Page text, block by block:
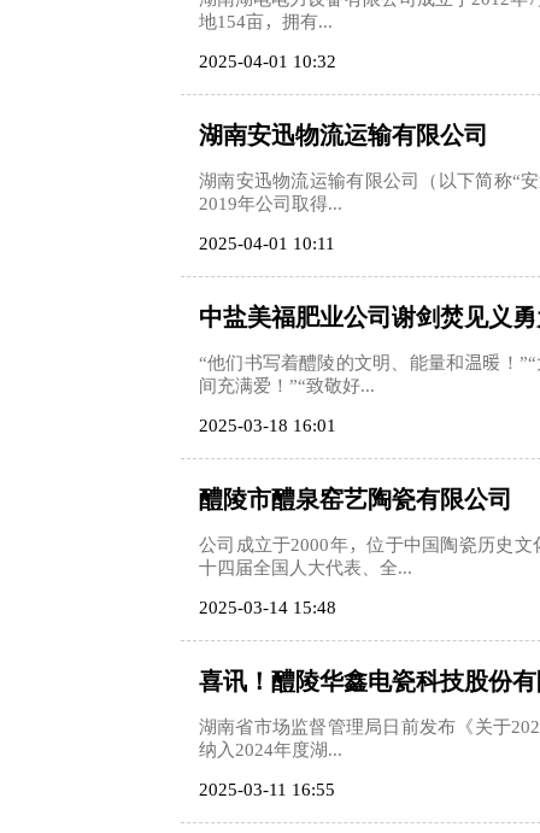
地154亩，拥有...
2025-04-01 10:32
湖南安迅物流运输有限公司
湖南安迅物流运输有限公司（以下简称“
2019年公司取得...
2025-04-01 10:11
中盐美福肥业公司谢剑焚见义
“他们书写着醴陵的文明、能量和温暖！
间充满爱！”“致敬好...
2025-03-18 16:01
醴陵市醴泉窑艺陶瓷有限公司
公司成立于2000年，位于中国陶瓷历史
十四届全国人大代表、全...
2025-03-14 15:48
喜讯！醴陵华鑫电瓷科技股份
湖南省市场监督管理局日前发布《关于
纳入2024年度湖...
2025-03-11 16:55